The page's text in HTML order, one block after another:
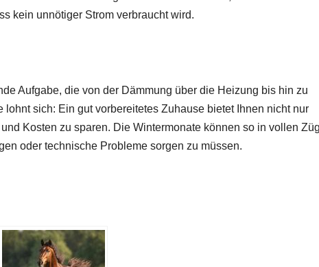
kein unnötiger Strom verbraucht wird.
Aufgabe, die von der Dämmung über die Heizung bis hin zu
sich: Ein gut vorbereitetes Zuhause bietet Ihnen nicht nur
Kosten zu sparen. Die Wintermonate können so in vollen
oder technische Probleme sorgen zu müssen.